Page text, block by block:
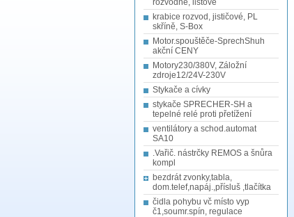
rozvodné, lištové
krabice rozvod, jističové, PL
skříně, S-Box
Motor.spouštěče-SprechShuh
akční CENY
Motory230/380V, Záložní
zdroje12/24V-230V
Stykače a cívky
stykače SPRECHER-SH a
tepelné relé proti přetížení
ventilátory a schod.automat
SA10
.Vařič. nástrčky REMOS a šnůra
kompl
bezdrát zvonky,tabla,
dom.telef,napáj.,přísluš ,tlačítka
čidla pohybu vč místo vyp
č1,soumr.spín, regulace